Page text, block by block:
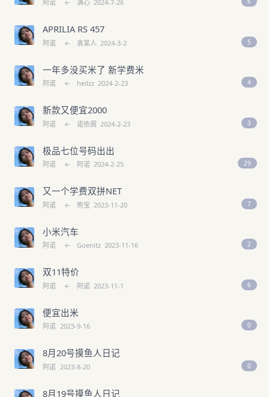
阿诺 ← 满心 2024-7-26
APRILIA RS 457
阿诺 ← 袁某人 2024-3-2 5
一年多没买米了 新学费米
阿诺 ← heilzz 2024-2-23 4
新款又便宜2000
阿诺 ← 诺依阁 2024-2-23 3
极品七位号码出出
阿诺 ← 阿诺 2024-2-25 29
又一个学费双拼NET
阿诺 ← 熊宝 2023-11-20 7
小米汽车
阿诺 ← Goenitz 2023-11-16 2
双11特价
阿诺 ← 阿诺 2023-11-1 6
便宜出米
阿诺 2023-9-16 0
8月20号摸鱼人日记
阿诺 2023-8-20 0
8月19号摸鱼人日记